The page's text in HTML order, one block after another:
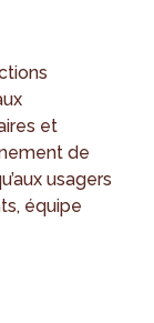
et
de
usagers
équipe